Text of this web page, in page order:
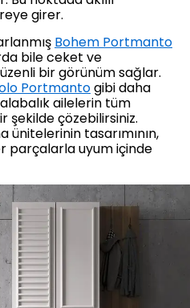
girer.
Bohem Portmanto
bile ceket ve
bir görünüm sağlar.
Portmantogibi daha
ailelerin tüm
şekilde çözebilirsiniz.
tasarımının,
parçalarla uyum içinde